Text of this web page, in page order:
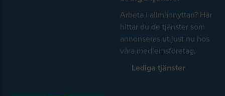
Arbeta i allmännyttan? Här
hittar du de tjänster som
annonseras ut just nu hos
våra medlemsföretag.
Lediga tjänster